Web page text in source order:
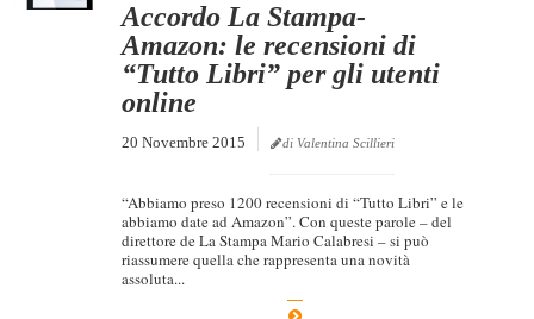
Accordo La Stampa-
Amazon: le recensioni di
“Tutto Libri” per gli utenti
online
20 Novembre 2015 di Valentina Scillieri
“Abbiamo preso 1200 recensioni di “Tutto Libri” e le
abbiamo date ad Amazon”. Con queste parole – del
direttore de La Stampa Mario Calabresi – si può
riassumere quella che rappresenta una novità
assoluta...